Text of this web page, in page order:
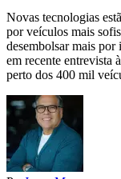
Novas tecnologias
por veículos mais
desembolsar mais
em recente entrevista
perto dos 400 mil